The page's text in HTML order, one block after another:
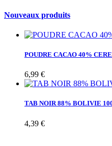
Nouveaux produits
POUDRE CACAO 40%
6,99 €
TAB NOIR 88% BOLIVIE
4,39 €